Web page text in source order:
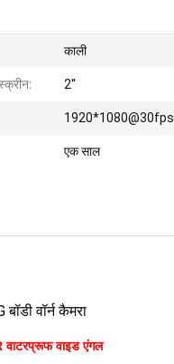
काली
2''
1920*1080@30fps
एक साल
वॉर्न कैमरा
वाटरप्रूफ वाइड एंगल